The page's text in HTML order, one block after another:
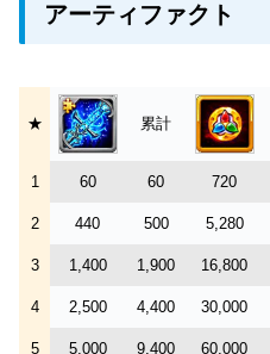
アーティファクト
★ 累計
1 60 60 720
2 440 500 5,280
3 1,400 1,900 16,800
4 2,500 4,400 30,000
5 5,000 9,400 60,000